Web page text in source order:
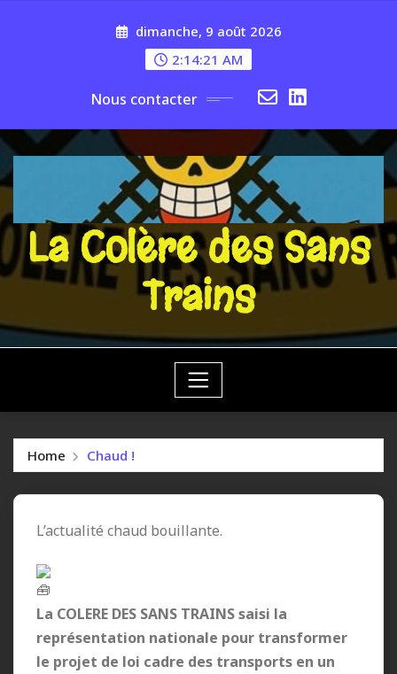
dimanche, 9 août 2026
2:14:21 AM
Nous contacter
La Colère des Sans
Trains
Home Chaud !
L’actualité chaud bouillante.
La COLERE DES SANS TRAINS saisi la
représentation nationale pour transformer
le projet de loi cadre des transports en un